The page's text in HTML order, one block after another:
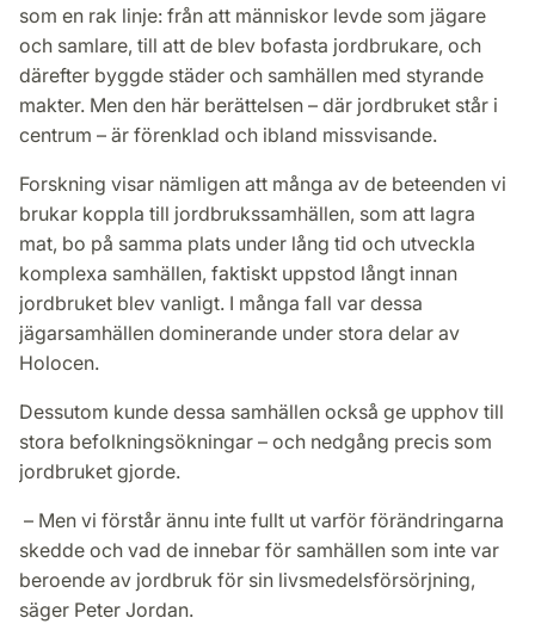
som en rak linje: från att människor levde som jägare
och samlare, till att de blev bofasta jordbrukare, och
därefter byggde städer och samhällen med styrande
makter. Men den här berättelsen – där jordbruket står i
centrum – är förenklad och ibland missvisande.
Forskning visar nämligen att många av de beteenden vi
brukar koppla till jordbrukssamhällen, som att lagra
mat, bo på samma plats under lång tid och utveckla
komplexa samhällen, faktiskt uppstod långt innan
jordbruket blev vanligt. I många fall var dessa
jägarsamhällen dominerande under stora delar av
Holocen.
Dessutom kunde dessa samhällen också ge upphov till
stora befolkningsökningar – och nedgång precis som
jordbruket gjorde.
– Men vi förstår ännu inte fullt ut varför förändringarna
skedde och vad de innebar för samhällen som inte var
beroende av jordbruk för sin livsmedelsförsörjning,
säger Peter Jordan.